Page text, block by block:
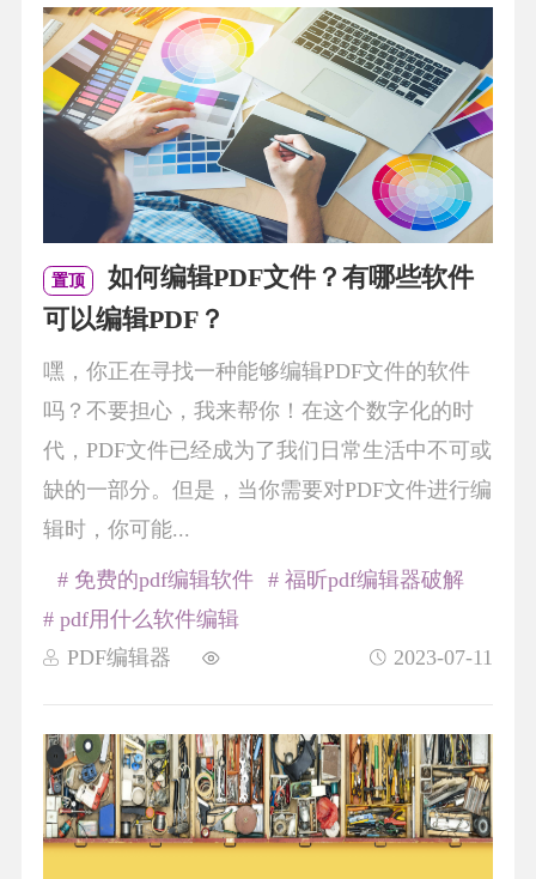
置顶
如何编辑PDF文件？有哪些软件
可以编辑PDF？
嘿，你正在寻找一种能够编辑PDF文件的软件
吗？不要担心，我来帮你！在这个数字化的时
代，PDF文件已经成为了我们日常生活中不可或
缺的一部分。但是，当你需要对PDF文件进行编
辑时，你可能...
PDF编辑器 2023-07-11
# 免费的pdf编辑软件
# 福昕pdf编辑器破解
# pdf用什么软件编辑